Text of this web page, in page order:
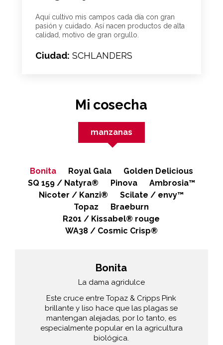
Aquí cultivo mis campos cada día con gran
pasión y cuidado. Así nacen productos de alta
calidad, motivo de gran orgullo.
Ciudad: SCHLANDERS
Mi cosecha
Bonita
La dama agridulce
Este cruce entre Topaz & Cripps Pink
brillante y liso hace que las plagas se
mantengan alejadas, por lo tanto, es
especialmente popular en la agricultura
biológica.
Bonita Royal Gala
Golden Delicious
SQ 159 / Natyra®
Pinova
Ambrosia™
Nicoter / Kanzi®
Scilate / envy™
Topaz
Braeburn
R201 / Kissabel® rouge
WA38 / Cosmic Crisp®
manzanas